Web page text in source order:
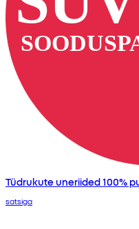
Tüdrukute uneriided 100%
satsiga